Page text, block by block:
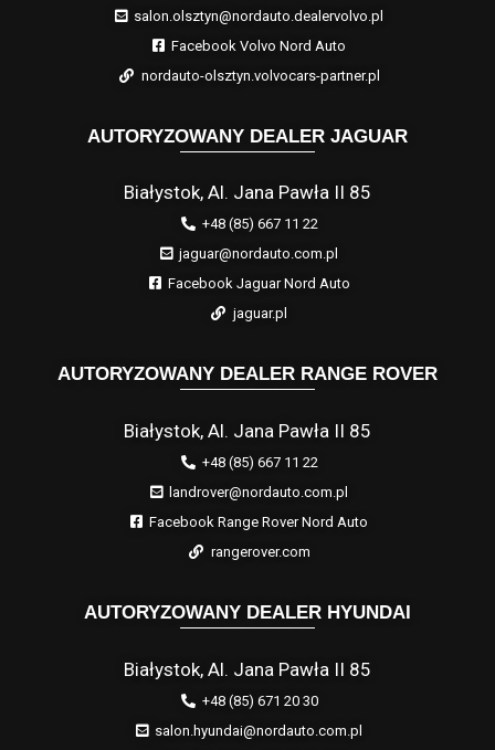
salon.olsztyn@nordauto.dealervolvo.pl
Facebook Volvo Nord Auto
nordauto-olsztyn.volvocars-partner.pl
AUTORYZOWANY DEALER JAGUAR
Białystok, Al. Jana Pawła II 85
+48 (85) 667 11 22
jaguar@nordauto.com.pl
Facebook Jaguar Nord Auto
jaguar.pl
AUTORYZOWANY DEALER RANGE ROVER
Białystok, Al. Jana Pawła II 85
+48 (85) 667 11 22
landrover@nordauto.com.pl
Facebook Range Rover Nord Auto
rangerover.com
AUTORYZOWANY DEALER HYUNDAI
Białystok, Al. Jana Pawła II 85
+48 (85) 671 20 30
salon.hyundai@nordauto.com.pl